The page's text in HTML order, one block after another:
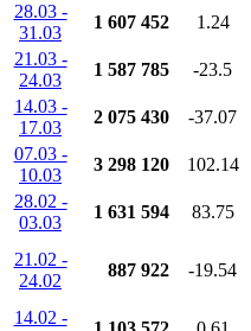
28.03 -
31.03
1 607 452 1.24
21.03 -
24.03
1 587 785 -23.5
14.03 -
17.03
2 075 430 -37.07
07.03 -
10.03
3 298 120 102.14
28.02 -
03.03
1 631 594 83.75
21.02 -
24.02
887 922 -19.54
14.02 -